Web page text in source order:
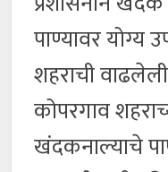
पाण्यावर योग्य
शहराची
कोपरगाव
खंदकनाल्याचे